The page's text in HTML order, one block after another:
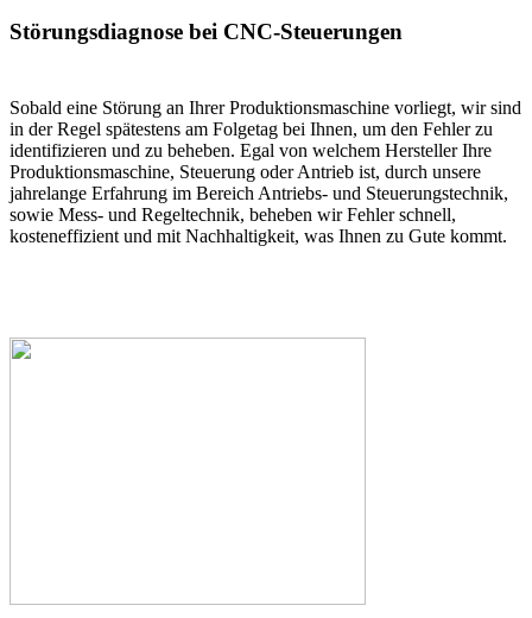
Störungsdiagnose bei CNC-Steuerungen
Sobald eine Störung an Ihrer Produktionsmaschine vorliegt, wir sind
in der Regel spätestens am Folgetag bei Ihnen, um den Fehler zu
identifizieren und zu beheben. Egal von welchem Hersteller Ihre
Produktionsmaschine, Steuerung oder Antrieb ist, durch unsere
jahrelange Erfahrung im Bereich Antriebs- und Steuerungstechnik,
sowie Mess- und Regeltechnik, beheben wir Fehler schnell,
kosteneffizient und mit Nachhaltigkeit, was Ihnen zu Gute kommt.